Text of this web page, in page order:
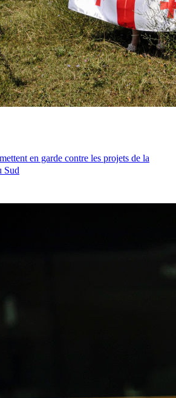
en garde contre les projets de la
Sud